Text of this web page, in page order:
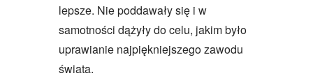
lepsze. Nie poddawały się i w
samotności dążyły do celu, jakim było
uprawianie najpiękniejszego zawodu
świata.